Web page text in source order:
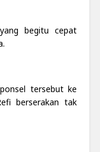
begitu cepat
tersebut ke
berserakan tak